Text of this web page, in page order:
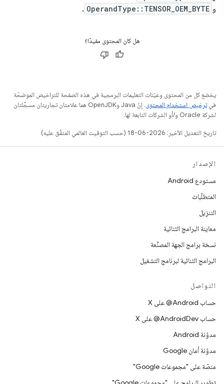
و OperandType::TENSOR_OEM_BYTE
.
هل كان المحتوى مفيدًا؟
يخضع كل من المحتوى وعيّنات التعليمات البرمجية في هذه الصفحة للتراخيص الموضحّة
فيترخيص استخدام المحتوى
. إنّ Java وOpenJDK هما علامتان تجاريتان مسجَّلتان
لشركة Oracle و/أو الشركات التابعة لها.
تاريخ التعديل الأخير: 2026-06-18 (حسب التوقيت العالمي المتفَّق عليه)
الإصدار
مستودع Android
المتطلّبات
التنزيل
معاينة البرامج الثنائية
نسخة برامج الجهة المصنِّعة
البرامج الثنائية لبرنامج التشغيل
التواصل
حساب ‎@Android على X
حساب ‎@AndroidDev على X
مدوّنة Android
مدوّنة أمان Google
منصّة على "مجموعات Google"